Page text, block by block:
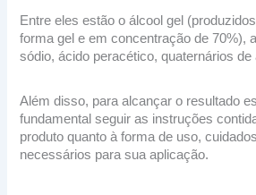
Entre eles estão o álcool gel
forma gel e em concentração de 70%),
sódio, ácido peracético, quaternários de
Além disso, para alcançar o resultado
fundamental seguir as instruções
produto quanto à forma de uso,
necessários para sua aplicação.